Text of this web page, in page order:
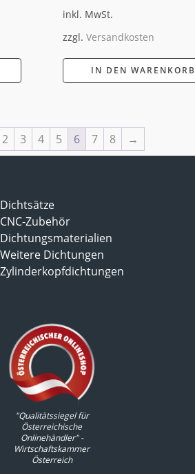
inkl. MwSt.
zzgl.Versandkosten
IN DEN WARENKORB
2 3 4 5 6 7 8 →
Dichtsätze
CNC-Zubehör
Dichtungsmaterialien
Weitere Dichtungen
Zylinderkopfdichtungen
"Qualitätssiegel für
Österreichische
Onlinehändler" -
Wirtschaftskammer
Österreich